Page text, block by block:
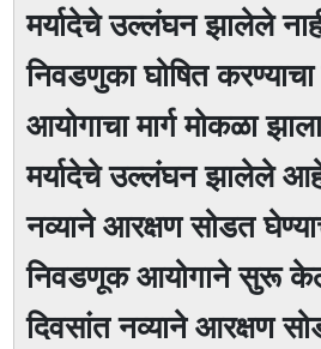
मर्यादेचे उल्लंघन झालेले
निवडणुका घोषित
आयोगाचा मार्ग मोकळा
मर्यादेचे उल्लंघन झालेले
नव्याने आरक्षण सोडत
निवडणूक आयोगाने सुरू
दिवसांत नव्याने आरक्षण